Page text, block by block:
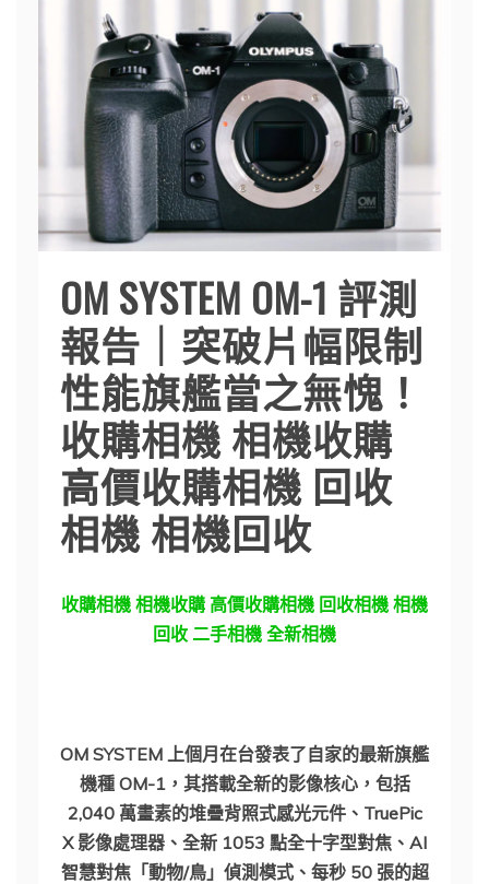
OM SYSTEM OM-1 評測
報告｜突破片幅限制
性能旗艦當之無愧！
收購相機 相機收購
高價收購相機 回收
相機 相機回收
收購相機 相機收購 高價收購相機 回收相機 相機
回收 二手相機 全新相機
OM SYSTEM 上個月在台發表了自家的最新旗艦
機種 OM-1，其搭載全新的影像核心，包括
2,040 萬畫素的堆疊背照式感光元件、TruePic
X 影像處理器、全新 1053 點全十字型對焦、AI
智慧對焦「動物/鳥」偵測模式、每秒 50 張的超